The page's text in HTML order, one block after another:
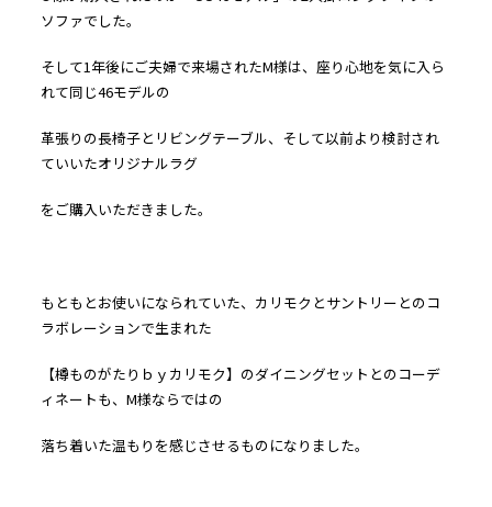
ソファでした。
そして1年後にご夫婦で来場されたM様は、座り心地を気に入ら
れて同じ46モデルの
革張りの長椅子とリビングテーブル、そして以前より検討され
ていいたオリジナルラグ
をご購入いただきました。
もともとお使いになられていた、カリモクとサントリーとのコ
ラボレーションで生まれた
【樽ものがたりｂｙカリモク】のダイニングセットとのコーデ
ィネートも、M様ならではの
落ち着いた温もりを感じさせるものになりました。